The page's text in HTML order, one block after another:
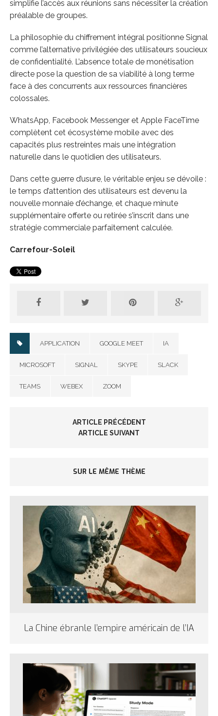
simplifie l’accès aux réunions sans nécessiter la création
préalable de groupes.
La philosophie du chiffrement intégral positionne Signal
comme l’alternative privilégiée des utilisateurs soucieux
de confidentialité. L’absence totale de monétisation
directe pose la question de sa viabilité à long terme
face à des concurrents aux ressources financières
colossales.
WhatsApp, Facebook Messenger et Apple FaceTime
complètent cet écosystème mobile avec des
capacités plus restreintes mais une intégration
naturelle dans le quotidien des utilisateurs.
Dans cette guerre d’usure, le véritable enjeu se dévoile :
le temps d’attention des utilisateurs est devenu la
nouvelle monnaie d’échange, et chaque minute
supplémentaire offerte ou retirée s’inscrit dans une
stratégie commerciale parfaitement calculée.
Carrefour-Soleil
APPLICATION GOOGLE MEET IA
MICROSOFT SIGNAL SKYPE SLACK
TEAMS WEBEX ZOOM
ARTICLE PRÉCÉDENT
ARTICLE SUIVANT
SUR LE MÊME THÈME
La Chine ébranle l’empire américain de l’IA